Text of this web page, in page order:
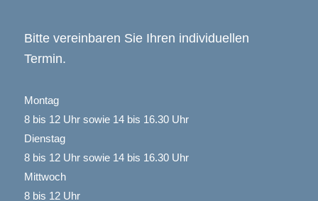
Bitte vereinbaren Sie Ihren individuellen
Termin.
Montag
8 bis 12 Uhr sowie 14 bis 16.30 Uhr
Dienstag
8 bis 12 Uhr sowie 14 bis 16.30 Uhr
Mittwoch
8 bis 12 Uhr